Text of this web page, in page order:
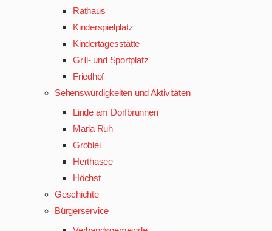
Rathaus
Kinderspielplatz
Kindertagesstätte
Grill- und Sportplatz
Friedhof
Sehenswürdigkeiten und Aktivitäten
Linde am Dorfbrunnen
Maria Ruh
Groblei
Herthasee
Höchst
Geschichte
Bürgerservice